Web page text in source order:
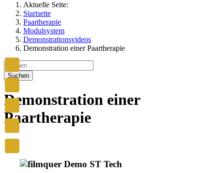
Aktuelle Seite:
Startseite
Paartherapie
Modulsystem
Demonstrationsvideos
Demonstration einer Paartherapie
Suchen
Demonstration einer
Paartherapie